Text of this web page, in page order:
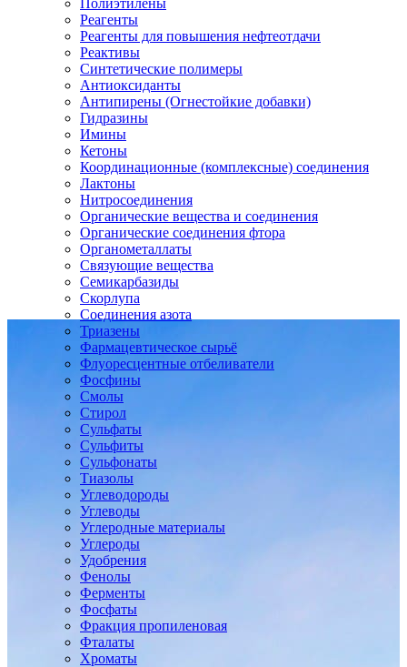
Полиэтилены
Реагенты
Реагенты для повышения нефтеотдачи
Реактивы
Синтетические полимеры
Антиоксиданты
Антипирены (Огнестойкие добавки)
Гидразины
Имины
Кетоны
Координационные (комплексные) соединения
Лактоны
Нитросоединения
Органические вещества и соединения
Органические соединения фтора
Органометаллаты
Связующие вещества
Семикарбазиды
Скорлупа
Соединения азота
Триазены
Фармацевтическое сырьё
Флуоресцентные отбеливатели
Фосфины
Смолы
Стирол
Сульфаты
Сульфиты
Сульфонаты
Тиазолы
Углеводороды
Углеводы
Углеродные материалы
Углероды
Удобрения
Фенолы
Ферменты
Фосфаты
Фракция пропиленовая
Фталаты
Хроматы